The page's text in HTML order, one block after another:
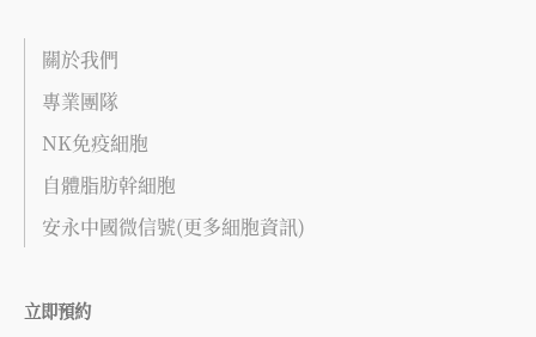
關於我們
專業團隊
NK免疫細胞
自體脂肪幹細胞
安永中國微信號(更多細胞資訊)
立即預約